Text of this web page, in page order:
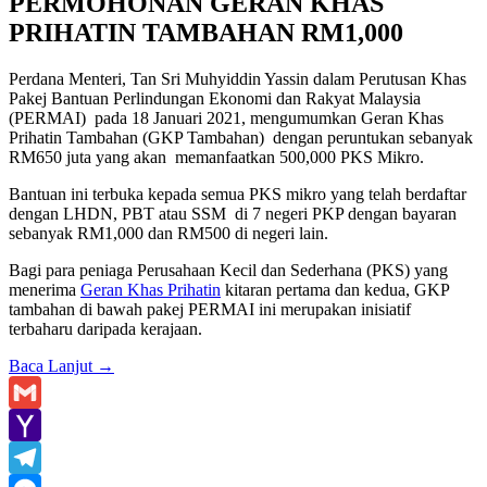
PRIHATIN TAMBAHAN RM1,000
Perdana Menteri, Tan Sri Muhyiddin Yassin dalam Perutusan Khas
Pakej Bantuan Perlindungan Ekonomi dan Rakyat Malaysia
(PERMAI) pada 18 Januari 2021, mengumumkan Geran Khas
Prihatin Tambahan (GKP Tambahan) dengan peruntukan sebanyak
RM650 juta yang akan memanfaatkan 500,000 PKS Mikro.
Bantuan ini terbuka kepada semua PKS mikro yang telah berdaftar
dengan LHDN, PBT atau SSM di 7 negeri PKP dengan bayaran
sebanyak RM1,000 dan RM500 di negeri lain.
Bagi para peniaga Perusahaan Kecil dan Sederhana (PKS) yang
menerima Geran Khas Prihatin kitaran pertama dan kedua, GKP
tambahan di bawah pakej PERMAI ini merupakan inisiatif
terbaharu daripada kerajaan.
Baca Lanjut →
Gmail
Yahoo